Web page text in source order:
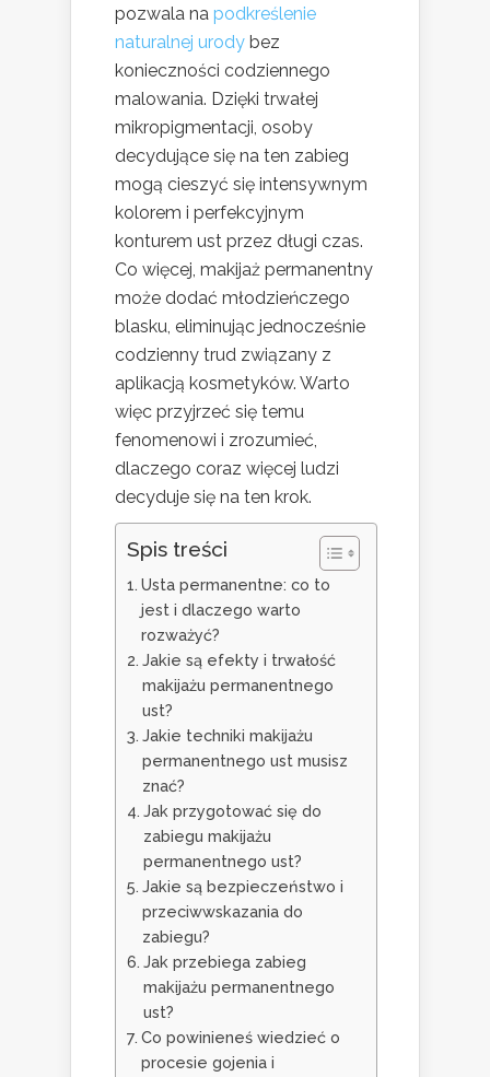
pozwala na podkreślenie
naturalnej urody bez
konieczności codziennego
malowania. Dzięki trwałej
mikropigmentacji, osoby
decydujące się na ten zabieg
mogą cieszyć się intensywnym
kolorem i perfekcyjnym
konturem ust przez długi czas.
Co więcej, makijaż permanentny
może dodać młodzieńczego
blasku, eliminując jednocześnie
codzienny trud związany z
aplikacją kosmetyków. Warto
więc przyjrzeć się temu
fenomenowi i zrozumieć,
dlaczego coraz więcej ludzi
decyduje się na ten krok.
Spis treści
Usta permanentne: co to
jest i dlaczego warto
rozważyć?
Jakie są efekty i trwałość
makijażu permanentnego
ust?
Jakie techniki makijażu
permanentnego ust musisz
znać?
Jak przygotować się do
zabiegu makijażu
permanentnego ust?
Jakie są bezpieczeństwo i
przeciwwskazania do
zabiegu?
Jak przebiega zabieg
makijażu permanentnego
ust?
Co powinieneś wiedzieć o
procesie gojenia i